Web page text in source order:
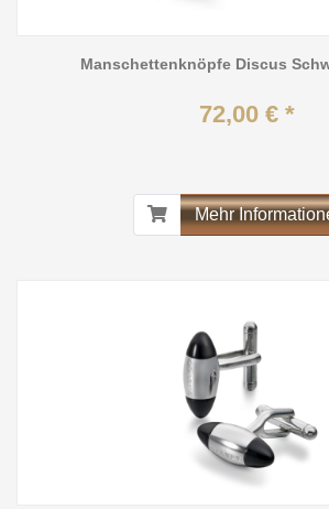
Manschettenknöpfe Discus
72,00 € *
Mehr